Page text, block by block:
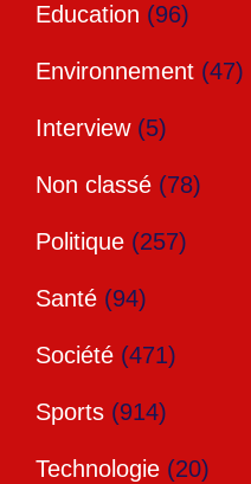
Education (96)
Environnement (47)
Interview(5)
Non classé (78)
Politique (257)
Santé (94)
Société (471)
Sports (914)
Technologie (20)